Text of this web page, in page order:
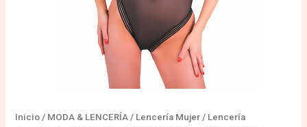
Inicio / MODA & LENCERÍA / Lencería Mujer / Lencería